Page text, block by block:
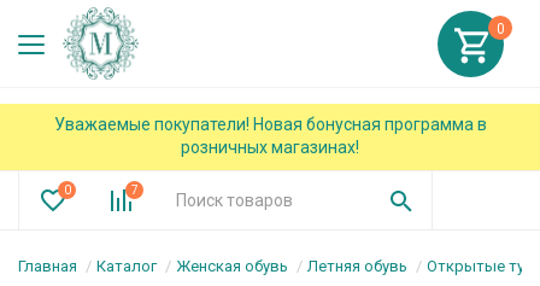
Уважаемые покупатели! Новая бонусная программа в
розничных магазинах!
0 7
0
Главная Каталог Женская обувь Летняя обувь Открытые